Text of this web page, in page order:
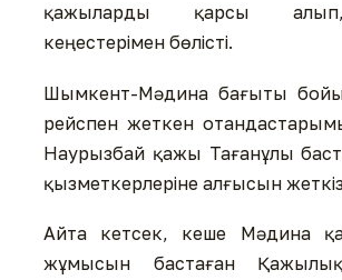
қажыларды қарсы
кеңестерімен бөлісті.
Шымкент-Мәдина бағыты
рейспен жеткен
Наурызбай қажы Тағанұлы
қызметкерлеріне алғысын
Айта кетсек, кеше Мәдина
жұмысын бастаған